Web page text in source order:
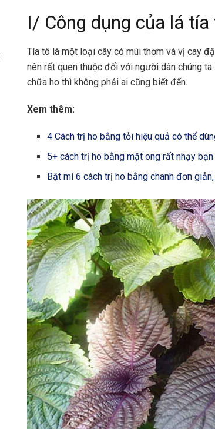
I/ Công dụng của lá
Tía tô là một loại cây có mùi thơm và vị cay
nên rất quen thuộc đối với người dân chúng
chữa ho thì không phải ai cũng biết đến.
Xem thêm:
4 Cách trị ho bằng tỏi hiệu quả có thể
5+ cách trị ho bằng mật ong rất nhạy
Bật mí 6 cách trị ho bằng chanh đơn